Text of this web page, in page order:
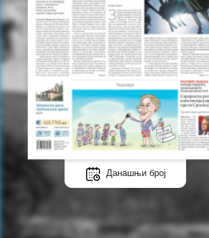
Данашњи број